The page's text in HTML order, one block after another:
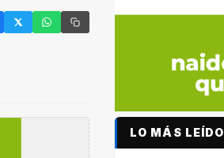
X / TwitterWhatsAppCopiar enlace
LO MÁS LEÍDO